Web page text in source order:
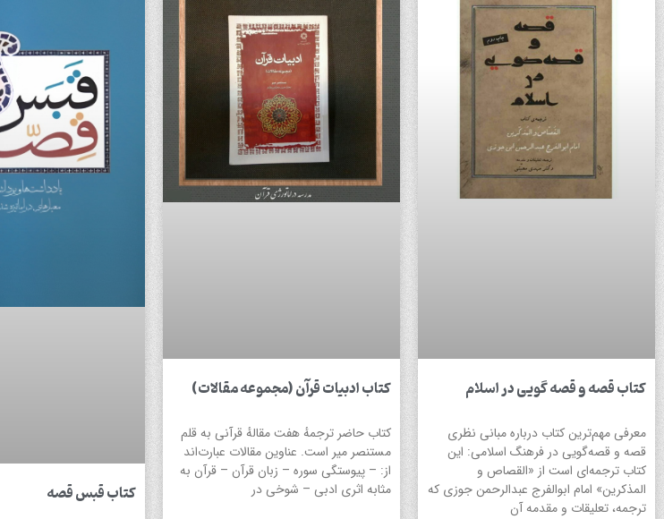
کتاب قصه و قصه گویی در اسلام
معرفی مهم‌ترین کتاب درباره مبانی نظری
قصه و قصه‌گویی در فرهنگ اسلامی: این
کتاب ترجمه‌ای است از «القصاص و
المذکرین» امام ابوالفرج عبدالرحمن جوزی که
ترجمه، تعلیقات و مقدمه آن
کتاب ادبیات قرآن (مجموعه مقالات)
کتاب حاضر ترجمهٔ هفت مقالهٔ قرآنی به قلم
مستنصر میر است. عناوین مقالات عبارت‌اند
از: – پیوستگی سوره – زبان قرآن – قرآن به
مثابه اثری ادبی – شوخی در
کتاب قبس قصه